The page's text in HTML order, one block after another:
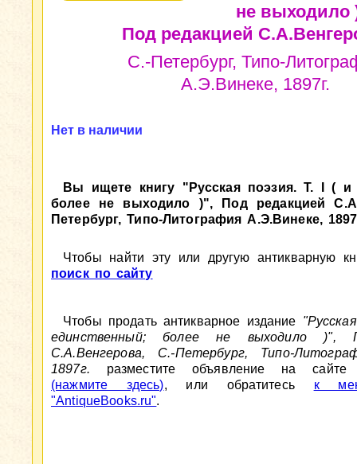
не выходило
Под редакцией
С.-Петербург, Типо-
А.Э.Винеке, 1897г.
Нет в наличии
Вы ищете книгу "Русская поэзия. Т. I ( и
более не выходило )", Под редакцией
Петербург, Типо-Литография А.Э.Винеке,
Чтобы найти эту или другую антикварную
поиск по сайту
Чтобы продать антикварное издание
единственный; более не выходило )",
С.А.Венгерова, С.-Петербург, Типо-
1897г. разместите объявление на сайте
(нажмите здесь), или обратитесь к
"AntiqueBooks.ru".